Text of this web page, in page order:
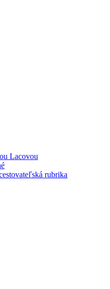
Lacovou
rubrika